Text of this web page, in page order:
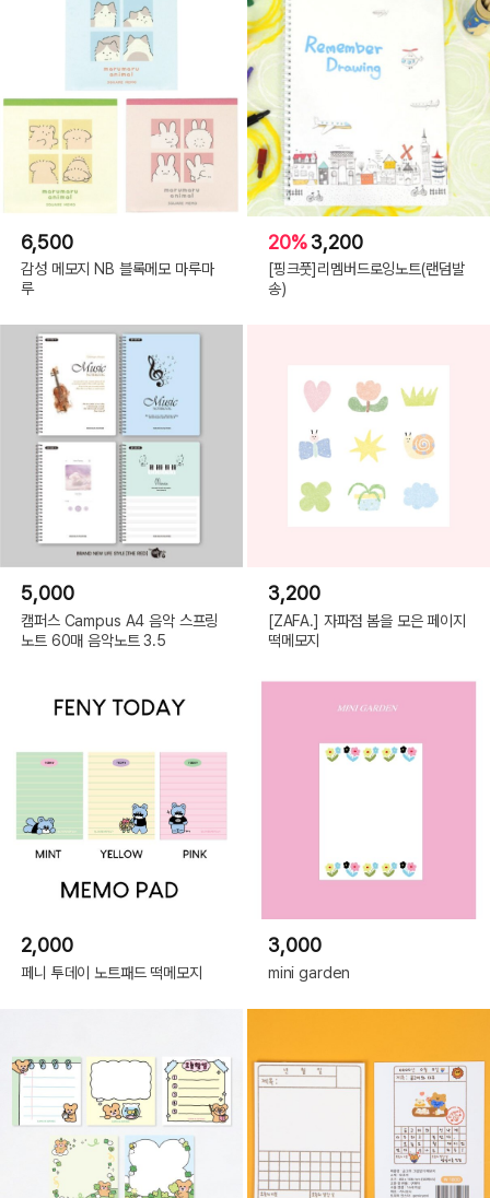
6,500
감성 메모지 NB 블록메모 마루마
루
20%3,200
[핑크풋]리멤버드로잉노트(랜덤발
송)
5,000
캠퍼스 Campus A4 음악 스프링
노트 60매 음악노트 3.5
3,200
[ZAFA.] 자파점 봄을 모은 페이지
떡메모지
2,000
페니 투데이 노트패드 떡메모지
3,000
mini garden